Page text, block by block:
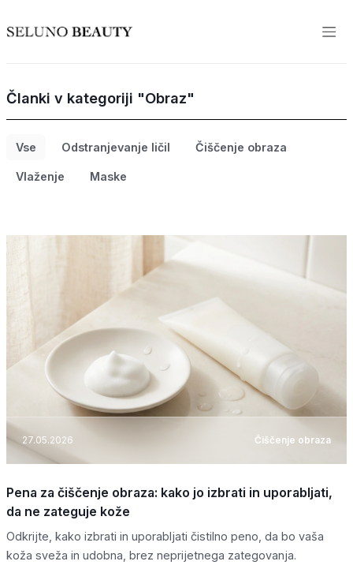
Članki v kategoriji "Obraz"
Vse Odstranjevanje ličil Čiščenje obraza
Vlaženje Maske
27.05.2026 Čiščenje obraza
Pena za čiščenje obraza: kako jo izbrati in uporabljati,
da ne zateguje kože
Odkrijte, kako izbrati in uporabljati čistilno peno, da bo vaša
koža sveža in udobna, brez neprijetnega zategovanja.